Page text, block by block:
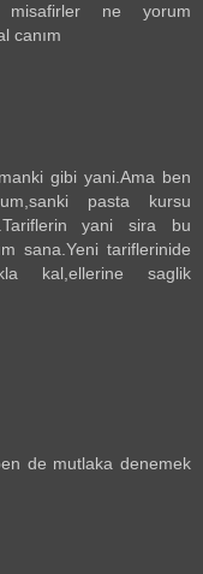
misafirler ne yorum
canım
gibi yani.Ama ben
pasta kursu
yani sira bu
sana.Yeni tariflerinide
kal,ellerine saglik
de mutlaka denemek